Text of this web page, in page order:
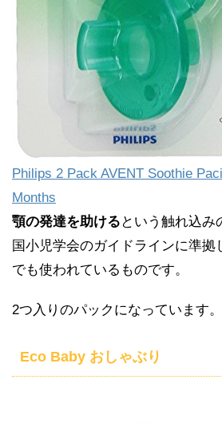
Philips 2 Pack AVENT Soothie
Months
顎の発達を助ける という触れ込み
国小児学会のガイドラインに準拠
でも使われているものです。
2つ入りのパックになっています。
Eco Baby おしゃぶり